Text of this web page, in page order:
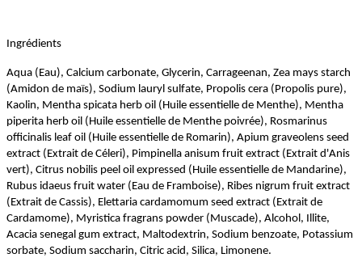
Ingrédients
Aqua (Eau), Calcium carbonate, Glycerin, Carrageenan, Zea mays starch
(Amidon de maïs), Sodium lauryl sulfate, Propolis cera (Propolis pure),
Kaolin, Mentha spicata herb oil (Huile essentielle de Menthe), Mentha
piperita herb oil (Huile essentielle de Menthe poivrée), Rosmarinus
officinalis leaf oil (Huile essentielle de Romarin), Apium graveolens seed
extract (Extrait de Céleri), Pimpinella anisum fruit extract (Extrait d'Anis
vert), Citrus nobilis peel oil expressed (Huile essentielle de Mandarine),
Rubus idaeus fruit water (Eau de Framboise), Ribes nigrum fruit extract
(Extrait de Cassis), Elettaria cardamomum seed extract (Extrait de
Cardamome), Myristica fragrans powder (Muscade), Alcohol, Illite,
Acacia senegal gum extract, Maltodextrin, Sodium benzoate, Potassium
sorbate, Sodium saccharin, Citric acid, Silica, Limonene.